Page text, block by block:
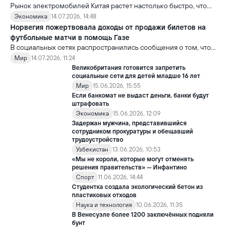
Рынок электромобилей Китая растет настолько быстро, что
новые модели выходят почти ежемесячно. В результате
стоимость более ранних моделей заметно снижается.
Экономика 14.07.2026, 14:48
Норвегия пожертвовала доходы от продажи билетов на
футбольные матчи в помощь Газе
В социальных сетях распространились сообщения о том, что
сборная Норвегии перечислила весь призовой фонд,
полученный на чемпионате мира по футболу FIFA 2026, в
качестве гуманитарной помощи жителям сектора Газа.
Мир 14.07.2026, 11:24
Великобритания готовится запретить
социальные сети для детей младше 16 лет
Мир 15.06.2026, 15:55
Если банкомат не выдаст деньги, банки будут
штрафовать
Экономика 15.06.2026, 12:09
Задержан мужчина, представившийся
сотрудником прокуратуры и обещавший
трудоустройство
Узбекистан
13.06.2026, 10:53
«Мы не короли, которые могут отменять
решения правительств» — Инфантино
Спорт 11.06.2026, 14:44
Студентка создала экологический бетон из
пластиковых отходов
Наука и технология 10.06.2026, 11:35
В Венесуэле более 1200 заключённых подняли
бунт